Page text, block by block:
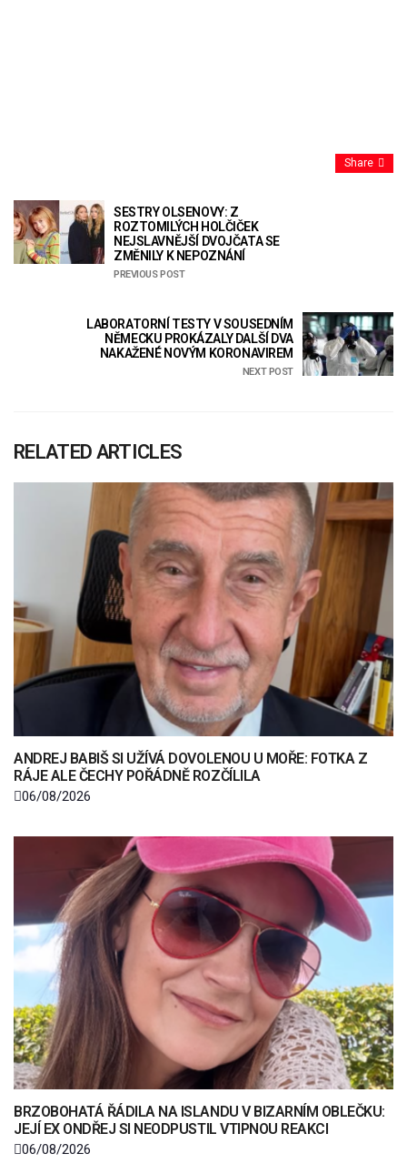
Share
SESTRY OLSENOVY: Z
ROZTOMILÝCH HOLČIČEK
NEJSLAVNĚJŠÍ DVOJČATA SE
ZMĚNILY K NEPOZNÁNÍ
PREVIOUS POST
LABORATORNÍ TESTY V SOUSEDNÍM
NĚMECKU PROKÁZALY DALŠÍ DVA
NAKAŽENÉ NOVÝM KORONAVIREM
NEXT POST
RELATED ARTICLES
ANDREJ BABIŠ SI UŽÍVÁ DOVOLENOU U MOŘE: FOTKA Z
RÁJE ALE ČECHY POŘÁDNĚ ROZČÍLILA
06/08/2026
BRZOBOHATÁ ŘÁDILA NA ISLANDU V BIZARNÍM OBLEČKU:
JEJÍ EX ONDŘEJ SI NEODPUSTIL VTIPNOU REAKCI
06/08/2026